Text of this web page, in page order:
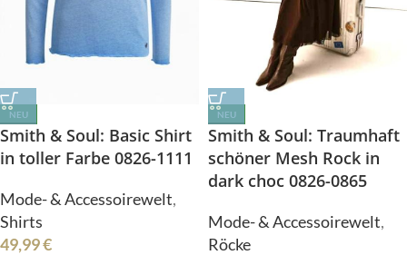
NEU
Smith & Soul: Basic Shirt
in toller Farbe 0826-1111
Mode- & Accessoirewelt,
Shirts
49,99€
NEU
Smith & Soul: Traumhaft
schöner Mesh Rock in
dark choc 0826-0865
Mode- & Accessoirewelt,
Röcke